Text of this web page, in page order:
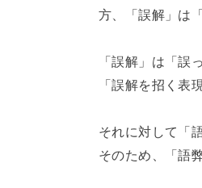
方、「誤解」は
「誤解」は「誤
「誤解を招く表
それに対して「
そのため、「語